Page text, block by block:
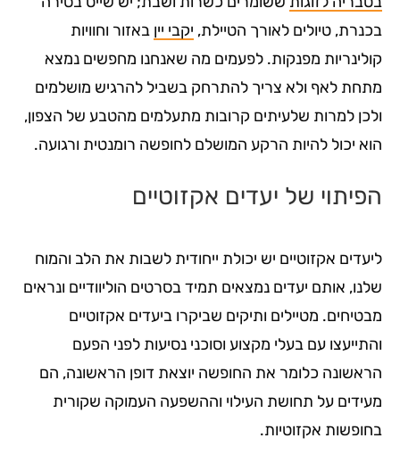
בכנרת, טיולים לאורך הטיילת,יקבי יין באזור וחוויות
קולינריות מפנקות. לפעמים מה שאנחנו מחפשים נמצא
מתחת לאף ולא צריך להתרחק בשביל להרגיש מושלמים
ולכן למרות שלעיתים קרובות מתעלמים מהטבע של הצפון,
הוא יכול להיות הרקע המושלם לחופשה רומנטית ורגועה.
הפיתוי של יעדים אקזוטיים
ליעדים אקזוטיים יש יכולת ייחודית לשבות את הלב והמוח
שלנו, אותם יעדים נמצאים תמיד בסרטים הוליוודיים ונראים
מבטיחים. מטיילים ותיקים שביקרו ביעדים אקזוטיים
והתייעצו עם בעלי מקצוע וסוכני נסיעות לפני הפעם
הראשונה כלומר את החופשה יוצאת דופן הראשונה, הם
מעידים על תחושת העילוי וההשפעה העמוקה שקורית
בחופשות אקזוטיות.